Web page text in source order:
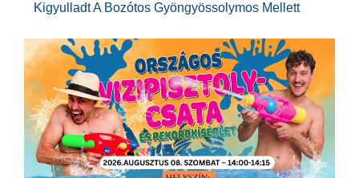
Kigyulladt A Bozótos Gyöngyössolymos Mellett